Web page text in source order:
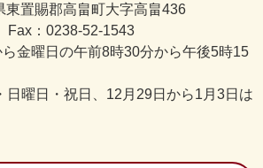
置賜郡高畠町大字高畠436
：0238-52-1543
ら金曜日の午前8時30分から午後5時15
日曜日・祝日、12月29日から1月3日は